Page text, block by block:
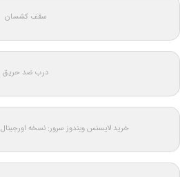
سقف کشسان
درب ضد حریق
خرید لایسنس ویندوز سرور: نسخه اورجینال Windows Server 2025